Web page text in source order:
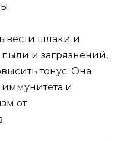
шлаки и
пыли и загрязнений,
тонус. Она
и
от